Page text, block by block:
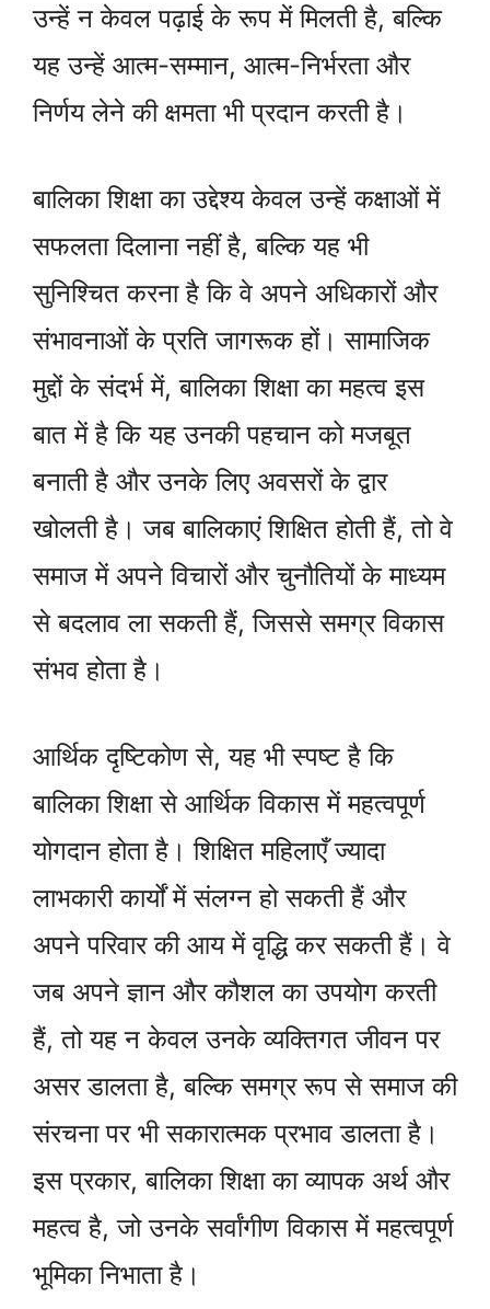
उन्हें न केवल पढ़ाई के रूप में मिलती है, बल्कि
यह उन्हें आत्म-सम्मान, आत्म-निर्भरता और
निर्णय लेने की क्षमता भी प्रदान करती है।
बालिका शिक्षा का उद्देश्य केवल उन्हें कक्षाओं में
सफलता दिलाना नहीं है, बल्कि यह भी
सुनिश्चित करना है कि वे अपने अधिकारों और
संभावनाओं के प्रति जागरूक हों। सामाजिक
मुद्दों के संदर्भ में, बालिका शिक्षा का महत्व इस
बात में है कि यह उनकी पहचान को मजबूत
बनाती है और उनके लिए अवसरों के द्वार
खोलती है। जब बालिकाएं शिक्षित होती हैं, तो वे
समाज में अपने विचारों और चुनौतियों के माध्यम
से बदलाव ला सकती हैं, जिससे समग्र विकास
संभव होता है।
आर्थिक दृष्टिकोण से, यह भी स्पष्ट है कि
बालिका शिक्षा से आर्थिक विकास में महत्वपूर्ण
योगदान होता है। शिक्षित महिलाएँ ज्यादा
लाभकारी कार्यों में संलग्न हो सकती हैं और
अपने परिवार की आय में वृद्धि कर सकती हैं। वे
जब अपने ज्ञान और कौशल का उपयोग करती
हैं, तो यह न केवल उनके व्यक्तिगत जीवन पर
असर डालता है, बल्कि समग्र रूप से समाज की
संरचना पर भी सकारात्मक प्रभाव डालता है।
इस प्रकार, बालिका शिक्षा का व्यापक अर्थ और
महत्व है, जो उनके सर्वांगीण विकास में महत्वपूर्ण
भूमिका निभाता है।